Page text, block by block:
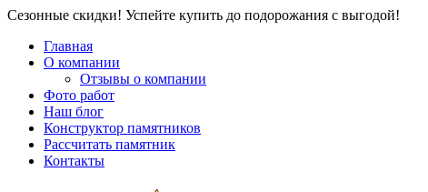
Сезонные скидки! Успейте купить до подорожания с выгодой!
Главная
О компании
Отзывы о компании
Фото работ
Наш блог
Конструктор памятников
Рассчитать памятник
Контакты